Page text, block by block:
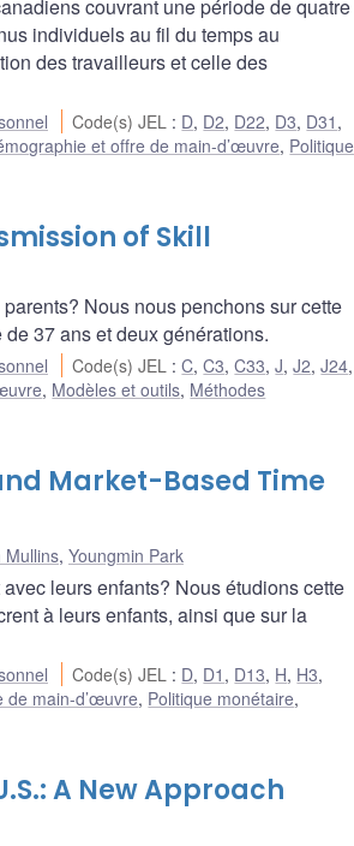
couvrant une période de quatre
individuels au fil du temps au
des travailleurs et celle des
Code(s) JEL : D, D2, D22, D3, D31 ,
et offre de main-d’œuvre, Politique
of Skill
Nous nous penchons sur cette
37 ans et deux générations.
Code(s) JEL :C,C3,C33,J,J2,J24,
, Modèles et outils, Méthodes
Market-Based Time
Mullins, Youngmin Park
leurs enfants? Nous étudions cette
à leurs enfants, ainsi que sur la
Code(s) JEL : D, D1 , D13, H, H3,
de main-d’œuvre, Politique monétaire,
A New Approach